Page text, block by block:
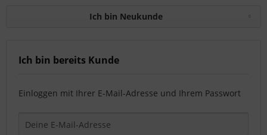
Ich bin Neukunde
Ich bin bereits Kunde
Einloggen mit Ihrer E-Mail-Adresse und Ihrem Passwort